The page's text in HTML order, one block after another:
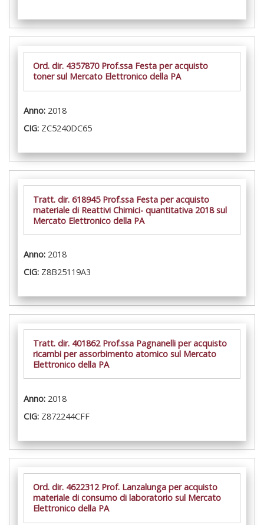
Ord. dir. 4357870 Prof.ssa Festa per acquisto
toner sul Mercato Elettronico della PA
Anno: 2018
CIG: ZC5240DC65
Tratt. dir. 618945 Prof.ssa Festa per acquisto
materiale di Reattivi Chimici- quantitativa 2018 sul
Mercato Elettronico della PA
Anno: 2018
CIG: Z8B25119A3
Tratt. dir. 401862 Prof.ssa Pagnanelli per acquisto
ricambi per assorbimento atomico sul Mercato
Elettronico della PA
Anno: 2018
CIG: Z872244CFF
Ord. dir. 4622312 Prof. Lanzalunga per acquisto
materiale di consumo di laboratorio sul Mercato
Elettronico della PA